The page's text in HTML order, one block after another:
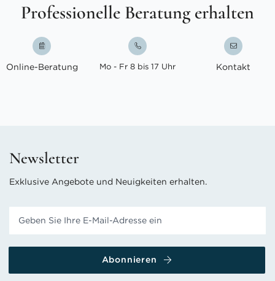
Professionelle Beratung erhalten
Online-Beratung Mo - Fr 8 bis 17 Uhr Kontakt
Newsletter
Exklusive Angebote und Neuigkeiten erhalten.
Abonnieren